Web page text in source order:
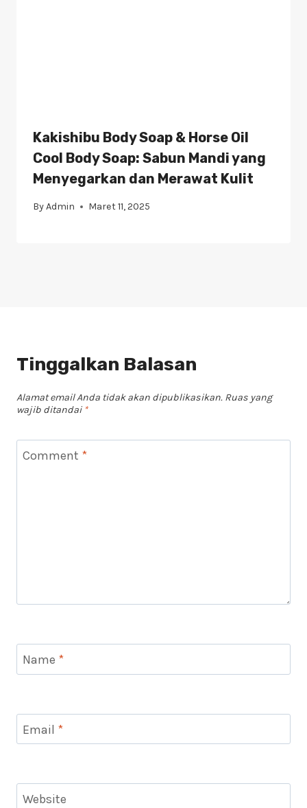
Kakishibu Body Soap & Horse Oil
Cool Body Soap: Sabun Mandi yang
Menyegarkan dan Merawat Kulit
ByAdmin Maret 11, 2025
Tinggalkan Balasan
Alamat email Anda tidak akan dipublikasikan. Ruas yang
wajib ditandai *
Comment *
Name *
Email *
Website